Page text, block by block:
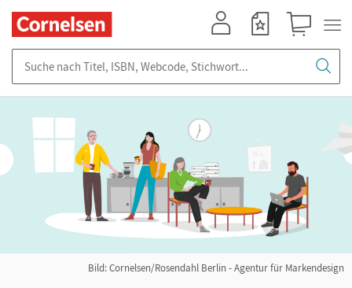
Bild: Cornelsen/Rosendahl Berlin - Agentur für Markendesign